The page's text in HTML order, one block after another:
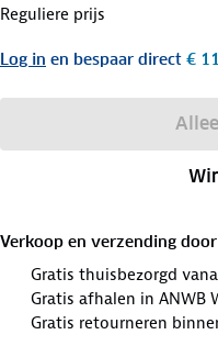
Reguliere prijs
Log in en bespaar direct €
Verkoop en verzending door
Gratis thuisbezorgd
Gratis afhalen in ANWB
Gratis retourneren